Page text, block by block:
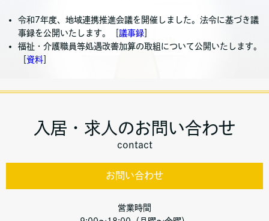
令和7年度、地域連携推進会議を開催しました。法令に基づき議
事録を公開いたします。［ 議事録
福祉・介護職員等処遇改善加算の取組について公開いたします。
資料
入居・求人のお問い合わせ
contact
お問い合わせ
営業時間